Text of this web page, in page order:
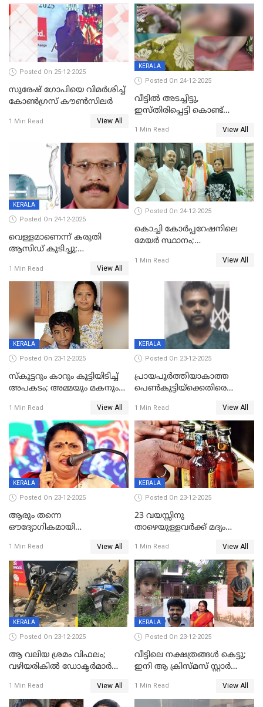
Posted On 25-12-2025
സുരേഷ് ഗോപിയെ വിമര്‍ശിച്ച്
കോണ്‍ഗ്രസ് കൗണ്‍സിലര്‍
1 Min Read View All
KERALA
Posted On 24-12-2025
വീട്ടിൽ അടച്ചിട്ടു,
ഇസ്തിരിപ്പെട്ടി കൊണ്ട്
ഗർഭിണിയായ യുവതിക്ക് ക്രൂര
മർദനം
1 Min Read View All
KERALA
Posted On 24-12-2025
വെള്ളമാണെന്ന് കരുതി
ആസിഡ് കുടിച്ചു;
മരിച്ചു
1 Min Read View All
Posted On 24-12-2025
കൊച്ചി കോര്‍പ്പറേഷനിലെ
മേയര്‍ സ്ഥാനം;
രൂക്ഷം
1 Min Read View All
KERALA
Posted On 23-12-2025
സ്കൂട്ടറും കാറും കൂട്ടിയിടിച്ച്
അപകടം; അമ്മയും മകനും
ഗുരുതരാവസ്ഥയിൽ
1 Min Read View All
KERALA
Posted On 23-12-2025
പ്രായപൂർത്തിയാകാത്ത
പെൺകുട്ടിയ്ക്കെതിരെ
59 വർഷം തടവും 90,൦൦൦ രൂപ
പിഴയും ശിക്ഷ
1 Min Read View All
KERALA
Posted On 23-12-2025
ആരും തന്നെ
ഔദ്യോഗികമായി
കണ്ടെത്താൻ ഇന്ന് കോർ
കമ്മിറ്റി കൂടിയില്ല';
അതൃപ്തിയുമായി ദീപ്തി മേരി
വർഗീസ്
1 Min Read View All
KERALA
Posted On 23-12-2025
23 വയസ്സിനു
താഴെയുള്ളവർക്ക് മദ്യം
നടപടി;സ്ഥാപനങ്ങൾക്കെതിരെ
രണ്ട് കേസുകൾ
1 Min Read View All
KERALA
Posted On 23-12-2025
ആ വലിയ ശ്രമം വിഫലം;
വഴിയരികില്‍ ‌ഡോക്ടര്‍മാര്‍
മരണത്തിന് കീഴടങ്ങി
1 Min Read View All
KERALA
Posted On 23-12-2025
വീട്ടിലെ നക്ഷത്രങ്ങൾ കെട്ടു;
ഇനി ആ ക്രിസ്മസ് സ്റ്റാർ
വേണ്ടിയുള്ള
പിടിവലിക്കിടയിൽ
1 Min Read View All